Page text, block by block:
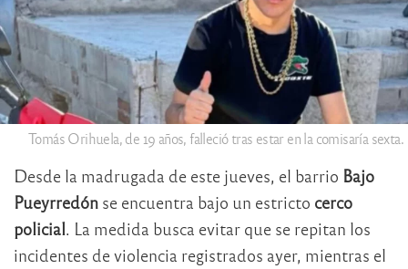
Tomás Orihuela, de 19 años, falleció tras estar en la comisaría sexta.
Desde la madrugada de este jueves, el barrio Bajo
Pueyrredón se encuentra bajo un estricto cerco
policial . La medida busca evitar que se repitan los
incidentes de violencia registrados ayer, mientras el